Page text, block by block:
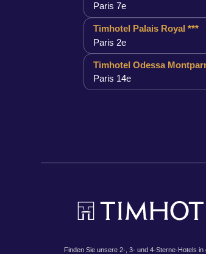
Paris 7e
Timhotel Palais Royal ***
Paris 2e
Timhotel Odessa
Paris 14e
Finden Sie unsere 2-, 3- und 4-Sterne-Hotels